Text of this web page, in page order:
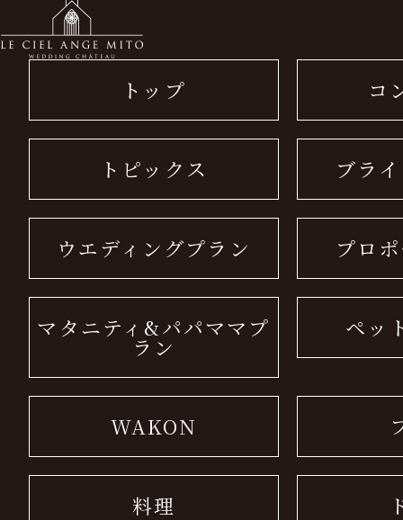
トップ コ
トピックス ブラ
ウエディングプラン プロ
マタニティ&パパママプ
ラン
ペッ
WAKON
料理